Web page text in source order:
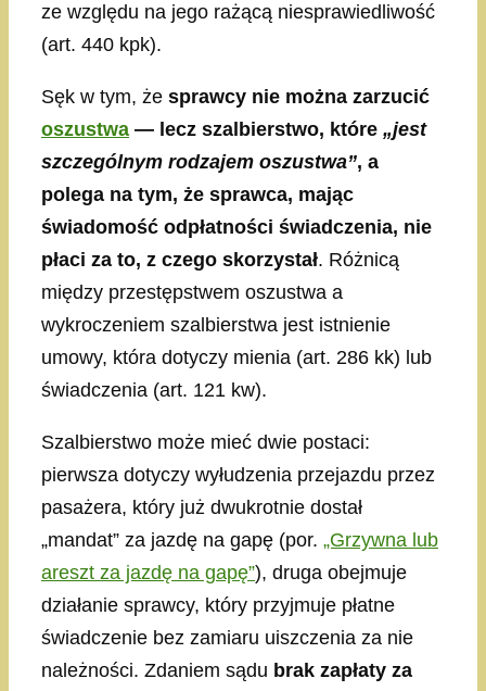
ze względu na jego rażącą niesprawiedliwość
(art. 440 kpk).
Sęk w tym, że sprawcy nie można zarzucić
oszustwa — lecz szalbierstwo, które „jest
szczególnym rodzajem oszustwa”, a
polega na tym, że sprawca, mając
świadomość odpłatności świadczenia, nie
płaci za to, z czego skorzystał. Różnicą
między przestępstwem oszustwa a
wykroczeniem szalbierstwa jest istnienie
umowy, która dotyczy mienia (art. 286 kk) lub
świadczenia (art. 121 kw).
Szalbierstwo może mieć dwie postaci:
pierwsza dotyczy wyłudzenia przejazdu przez
pasażera, który już dwukrotnie dostał
„mandat” za jazdę na gapę (por. „Grzywna lub
areszt za jazdę na gapę”), druga obejmuje
działanie sprawcy, który przyjmuje płatne
świadczenie bez zamiaru uiszczenia za nie
należności. Zdaniem sądu brak zapłaty za